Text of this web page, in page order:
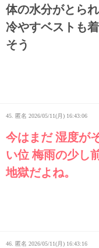
体の水分がとら
冷やすベストも
そう
45. 匿名 2026/05/11(月) 16:43:06
今はまだ 湿度が
い位 梅雨の少し
地獄だよね。
46. 匿名 2026/05/11(月) 16:43:16